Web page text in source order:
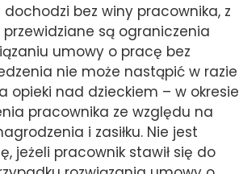
bez winy pracownika, z
są ograniczenia
umowy o pracę bez
nie może nastąpić w razie
nad dzieckiem – w okresie
pracownika ze względu na
i zasiłku. Nie jest
jeżeli pracownik stawił się do